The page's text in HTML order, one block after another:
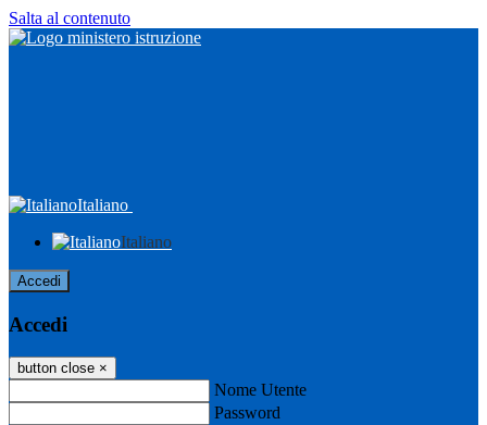
Salta al contenuto
Italiano
Italiano
Accedi
Accedi
button close ×
Nome Utente
Password